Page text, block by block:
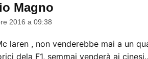
Magno
2016 a 09:38
laren , non venderebbe mai a un
dela F1, semmai venderà ai